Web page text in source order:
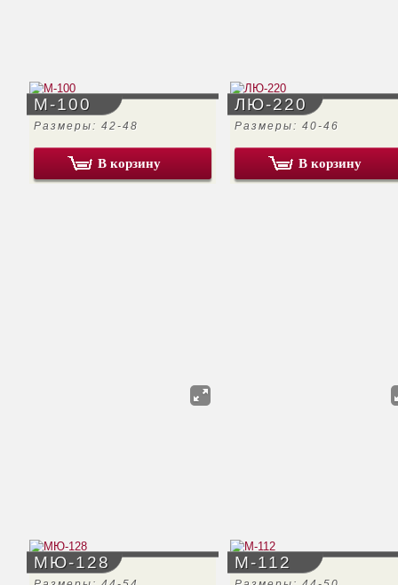
М-100
Размеры: 42-48
В корзину
ЛЮ-220
Размеры: 40-46
В корзину
МЮ-128 М-112